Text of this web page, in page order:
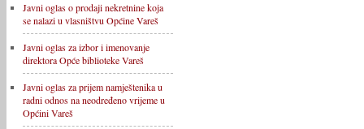
Javni oglas o prodaji nekretnine koja
se nalazi u vlasništvu Općine Vareš
Javni oglas za izbor i imenovanje
direktora Opće biblioteke Vareš
Javni oglas za prijem namještenika u
radni odnos na neodređeno vrijeme u
Općini Vareš